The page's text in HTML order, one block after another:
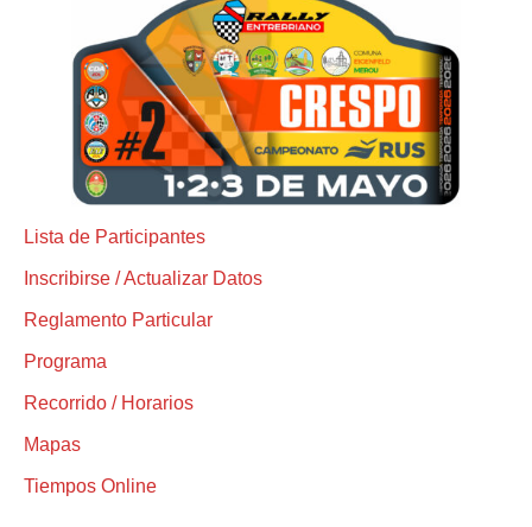
Lista de Participantes
Inscribirse / Actualizar Datos
Reglamento Particular
Programa
Recorrido / Horarios
Mapas
Tiempos Online